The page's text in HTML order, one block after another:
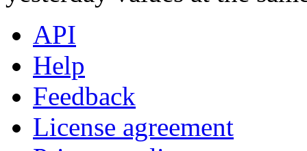
API
Help
Feedback
License agreement